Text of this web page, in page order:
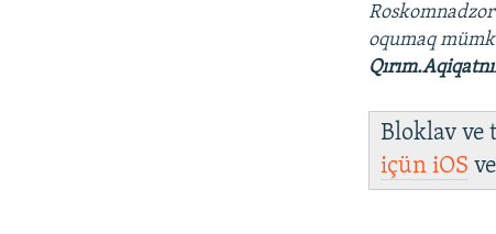
Roskomnadzor
oqumaq
Bloklav ve
içüniOS